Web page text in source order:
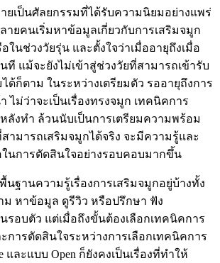
ยเป็นศัลยกรรมที่ได้รับความนิยมอย่างแพร่
ายคนเริ่มหาข้อมูลเกี่ยวกับการเสริมจมูก
ในช่วงวัยรุ่น และตั้งใจว่าเมื่ออายุถึงเมื่อ
ที แม้จะยังไม่เข้าสู่ช่วงวัยที่สามารถเข้ารับ
ด้ก็ตาม ในระหว่างเตรียมตัว รออายุถึงการ
ไม่ว่าจะเป็นเรื่องทรงจมูก เทคนิคการ
ลังทำ ล้วนนับเป็นการเตรียมความพร้อม
สามารถเสริมจมูกได้จริง จะมีความรู้และ
นการตัดสินใจอย่างรอบคอบมากขึ้น
ฐานความรู้เรื่องการเสริมจมูกอยู่บ้างทั้ง
ม หาข้อมูล ดูรีวิว หรือปรึกษา ฟัง
อบตัว แต่เมื่อถึงขั้นต้องเลือกเทคนิคการ
การตัดสินใจระหว่างการเลือกเทคนิคการ
และแบบ Open ก็ยังคงเป็นเรื่องที่ทำให้